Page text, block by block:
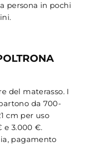
persona in pochi
del materasso. I
da 700-
cm per uso
e 3.000 €.
pagamento